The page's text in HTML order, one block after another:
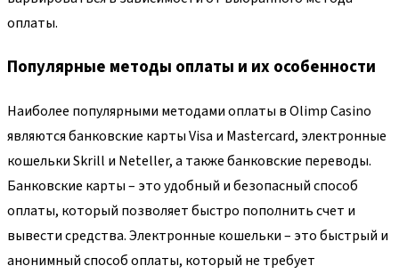
оплаты.
Популярные методы оплаты и их особенности
Наиболее популярными методами оплаты в Olimp Casino
являются банковские карты Visa и Mastercard, электронные
кошельки Skrill и Neteller, а также банковские переводы.
Банковские карты – это удобный и безопасный способ
оплаты, который позволяет быстро пополнить счет и
вывести средства. Электронные кошельки – это быстрый и
анонимный способ оплаты, который не требует